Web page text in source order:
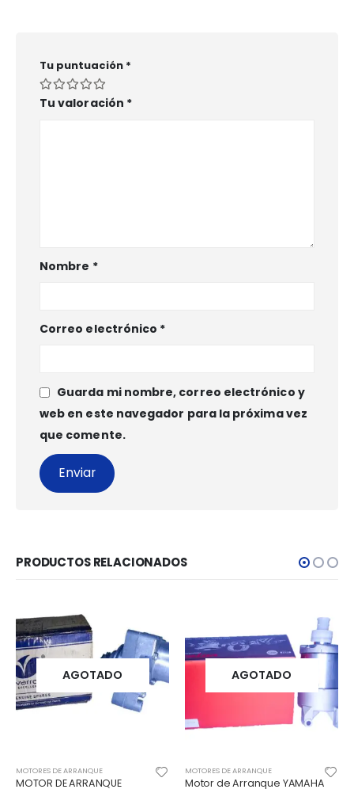
Tu puntuación *
Tu valoración *
Nombre *
Correo electrónico *
Guarda mi nombre, correo electrónico y
web en este navegador para la próxima vez
que comente.
PRODUCTOS RELACIONADOS
AGOTADO
MOTORES DE ARRANQUE
MOTOR DE ARRANQUE
AGOTADO
MOTORES DE ARRANQUE
Motor de Arranque YAMAHA